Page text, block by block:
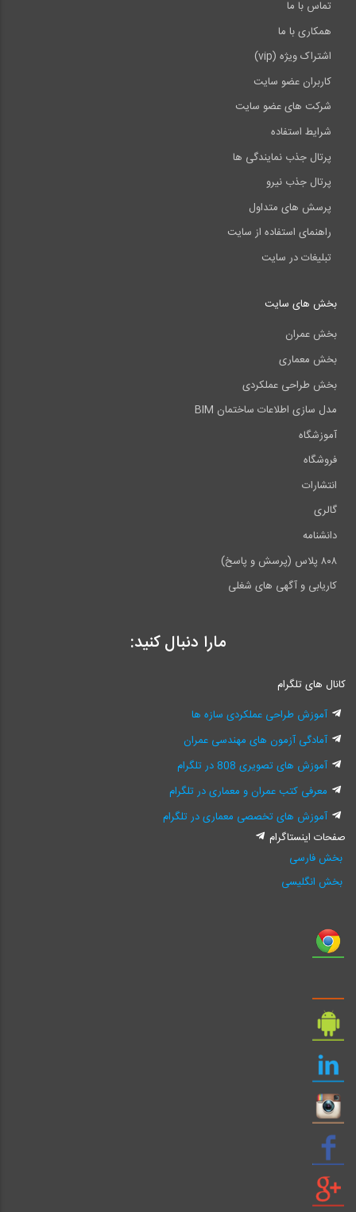
تماس با ما
همکاری با ما
اشتراک ویژه (vip)
کاربران عضو سایت
شرکت های عضو سایت
شرایط استفاده
پرتال جذب نمایندگی ها
پرتال جذب نیرو
پرسش های متداول
راهنمای استفاده از سایت
تبلیغات در سایت
بخش های سایت
بخش عمران
بخش معماری
بخش طراحی عملکردی
مدل سازی اطلاعات ساختمان BIM
آموزشگاه
فروشگاه
انتشارات
گالری
دانشنامه
۸۰۸ پلاس (پرسش و پاسخ)
کاریابی و آگهی های شغلی
مارا دنبال کنید:
کانال های تلگرام
آموزش طراحی عملکردی سازه ها
آمادگی آزمون های مهندسی عمران
آموزش های تصویری 808 در تلگرام
معرفی کتب عمران و معماری در تلگرام
آموزش های تخصصی معماری در تلگرام
صفحات اینستاگرام
بخش فارسی
بخش انگلیسی